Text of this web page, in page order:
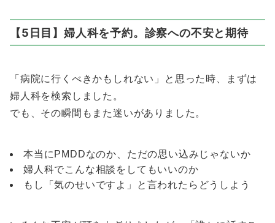
【5日目】婦人科を予約。診察への不安と期待
「病院に行くべきかもしれない」と思った時、まずは
婦人科を検索しました。
でも、その瞬間もまた迷いがありました。
本当にPMDDなのか、ただの思い込みじゃないか
婦人科でこんな相談をしてもいいのか
もし「気のせいですよ」と言われたらどうしよう